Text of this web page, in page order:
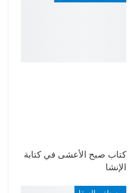
كتاب صبح الأعشى في كتابة
الإنشا